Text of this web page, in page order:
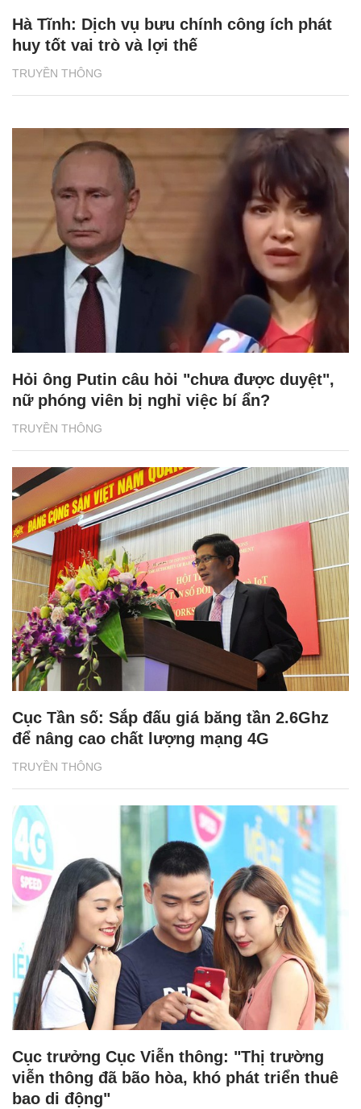
TRUYỀN THÔNG
Hà Tĩnh: Dịch vụ bưu chính công ích phát
huy tốt vai trò và lợi thế
TRUYỀN THÔNG
Hỏi ông Putin câu hỏi "chưa được duyệt",
nữ phóng viên bị nghỉ việc bí ẩn?
TRUYỀN THÔNG
Cục Tần số: Sắp đấu giá băng tần 2.6Ghz
để nâng cao chất lượng mạng 4G
Cục trưởng Cục Viễn thông: "Thị trường
viễn thông đã bão hòa, khó phát triển thuê
bao di động"